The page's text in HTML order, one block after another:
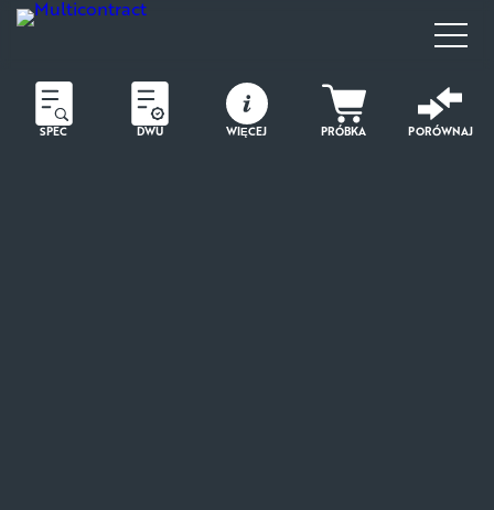
SPEC DWU WIĘCEJ PRÓBKA PORÓWNAJ